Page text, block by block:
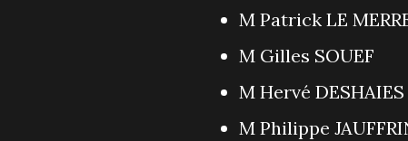
M Patrick LE
M Gilles
M Hervé
M Philippe